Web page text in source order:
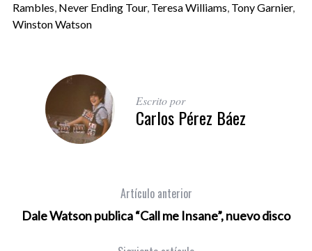
Rambles, Never Ending Tour, Teresa Williams, Tony Garnier,
Winston Watson
Escrito por
Carlos Pérez Báez
Artículo anterior
Dale Watson publica “Call me Insane”, nuevo disco